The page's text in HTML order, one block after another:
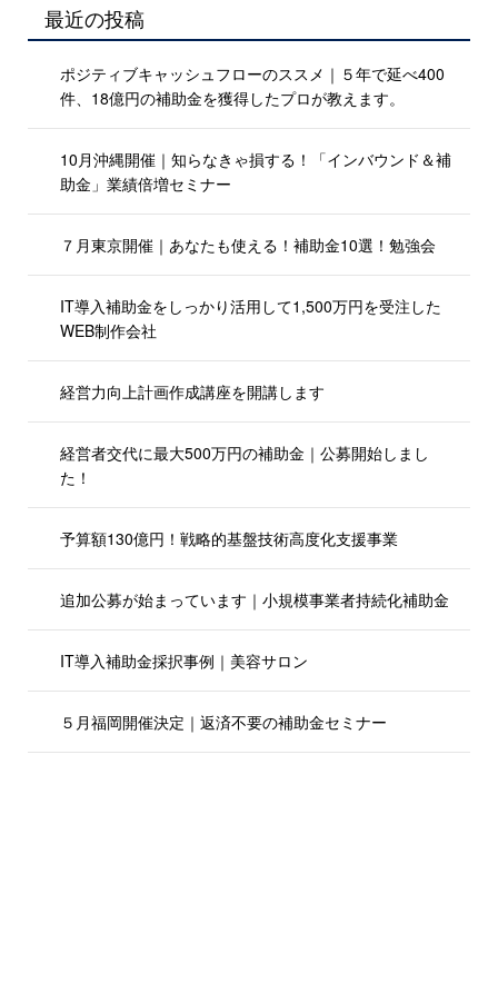
最近の投稿
ポジティブキャッシュフローのススメ｜５年で延べ400
件、18億円の補助金を獲得したプロが教えます。
10月沖縄開催｜知らなきゃ損する！「インバウンド＆補
助金」業績倍増セミナー
７月東京開催｜あなたも使える！補助金10選！勉強会
IT導入補助金をしっかり活用して1,500万円を受注した
WEB制作会社
経営力向上計画作成講座を開講します
経営者交代に最大500万円の補助金｜公募開始しまし
た！
予算額130億円！戦略的基盤技術高度化支援事業
追加公募が始まっています｜小規模事業者持続化補助金
IT導入補助金採択事例｜美容サロン
５月福岡開催決定｜返済不要の補助金セミナー